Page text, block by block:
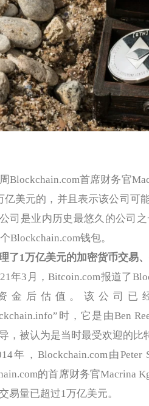
首席财务官
亿美元的，并且表示该公司可
司是业内历史最悠久的公司
Blockchain.com钱包。
了1万亿美元的加密货币交易、
3月，Bitcoin.com报道了
金后估值。该公司
时，它是由Ben
，被认为是当时最受欢迎的比
，Blockchain.com由Peter
的首席财务官Macrina
易量已超过1万亿美元。